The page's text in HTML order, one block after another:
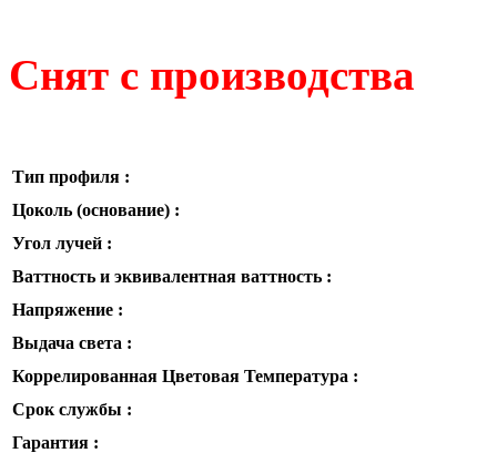
Снят с производства
Тип профиля :
Цоколь (основание) :
Угол лучей :
Ваттность и эквивалентная ваттность :
Напряжение :
Выдача света :
Коррелированная Цветовая Температура :
Срок службы :
Гарантия :